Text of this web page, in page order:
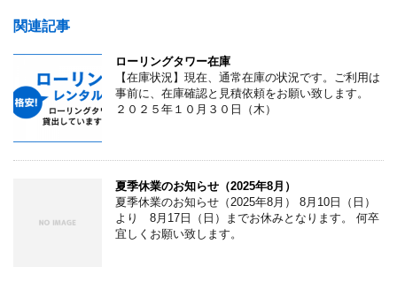
関連記事
ローリングタワー在庫
【在庫状況】現在、通常在庫の状況です。ご利用は
事前に、在庫確認と見積依頼をお願い致します。
２０２５年１０月３０日（木）
夏季休業のお知らせ（2025年8月）
夏季休業のお知らせ（2025年8月） 8月10日（日）
より 8月17日（日）までお休みとなります。 何卒
宜しくお願い致します。